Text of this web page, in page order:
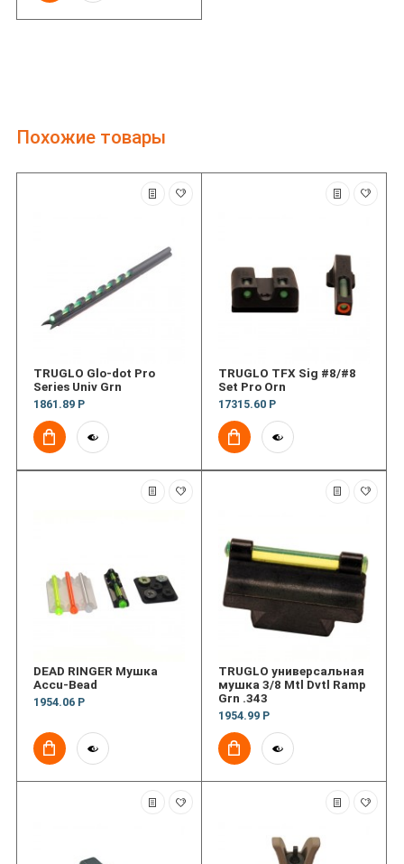
Похожие товары
TRUGLO Glo-dot Pro
Series Univ Grn
1861.89 Р
TRUGLO TFX Sig #8/#8
Set Pro Orn
17315.60 Р
DEAD RINGER Мушка
Accu-Bead
1954.06 Р
TRUGLO универсальная
мушка 3/8 Mtl Dvtl Ramp
Grn .343
1954.99 Р